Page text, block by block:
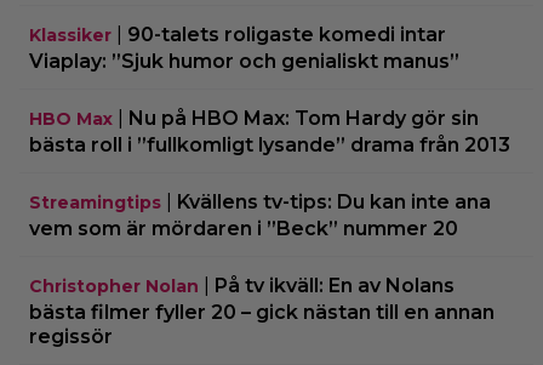
Klassiker
90-talets roligaste komedi intar
Viaplay: ”Sjuk humor och genialiskt manus”
HBO Max
Nu på HBO Max: Tom Hardy gör sin
bästa roll i ”fullkomligt lysande” drama från 2013
Streamingtips
Kvällens tv-tips: Du kan inte ana
vem som är mördaren i ”Beck” nummer 20
Christopher Nolan
På tv ikväll: En av Nolans
bästa filmer fyller 20 – gick nästan till en annan
regissör